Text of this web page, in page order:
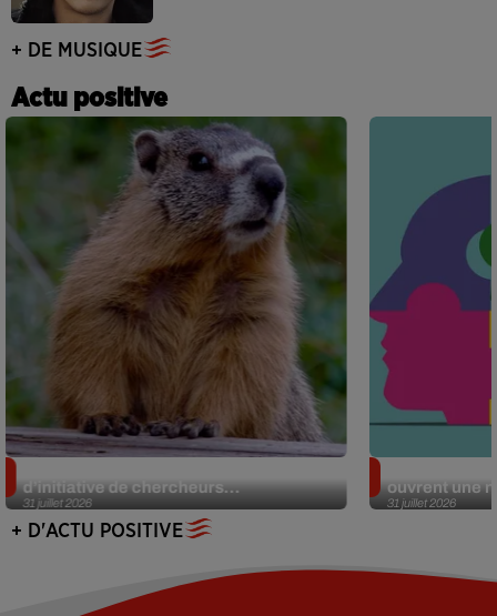
+ DE MUSIQUE
Actu positive
31 juillet 2026
d’initiative de chercheurs...
31 juillet 2026
ouvrent une
+ D'ACTU POSITIVE